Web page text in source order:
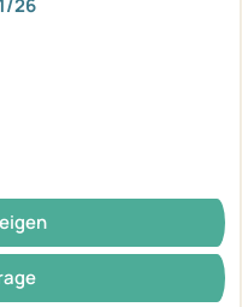
26